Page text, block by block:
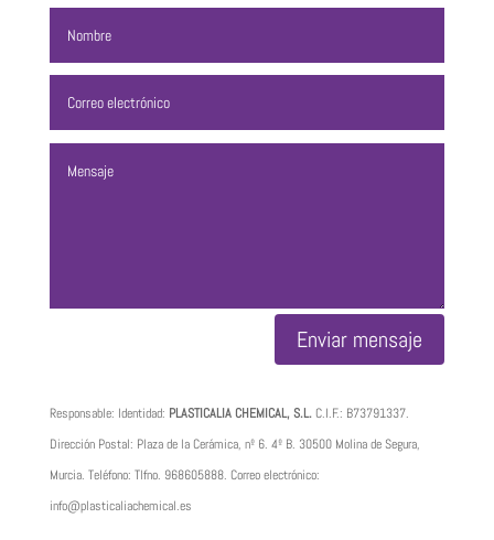
Enviar mensaje
Responsable: Identidad: PLASTICALIA CHEMICAL, S.L.C.I.F.: B73791337.
Dirección Postal: Plaza de la Cerámica, nº 6. 4º B. 30500 Molina de Segura,
Murcia. Teléfono: Tlfno. 968605888. Correo electrónico:
info@plasticaliachemical.es